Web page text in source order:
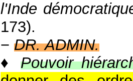
l'Inde
173).
− DR. ADMIN.
♦ Pouvoir